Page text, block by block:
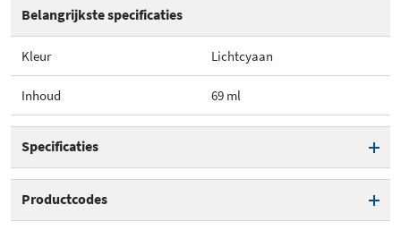
Belangrijkste specificaties
Kleur Lichtcyaan
Inhoud 69 ml
Specificaties
Inhoud 69 ml
Productcodes